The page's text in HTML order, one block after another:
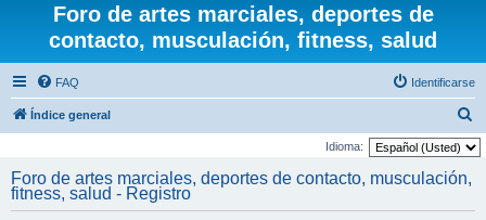
Foro de artes marciales, deportes de
contacto, musculación, fitness, salud
FAQ Identificarse
Índice general
u
Idioma:
Foro de artes marciales, deportes de contacto, musculación,
fitness, salud - Registro